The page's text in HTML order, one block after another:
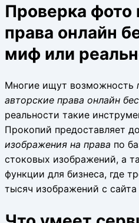
Проверка фото
права онлайн
миф или
Многие ищут возможность
авторские права онлайн
реальности такие
Прокопий предоставляет
изображения на права по
стоковых изображений, а
функции для бизнеса, где
тысяч изображений с